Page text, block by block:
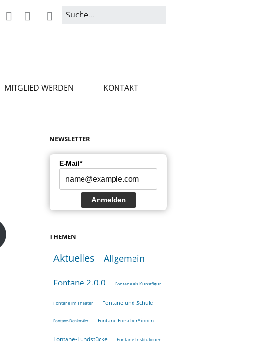
MITGLIED WERDEN KONTAKT
NEWSLETTER
E-Mail*
Anmelden
THEMEN
Aktuelles Allgemein
Fontane 2.0.0 Fontane als Kunstfigur
Fontane im Theater Fontane und Schule
Fontane-Denkmäler Fontane-Forscher*innen
Fontane-Fundstücke Fontane-Institutionen